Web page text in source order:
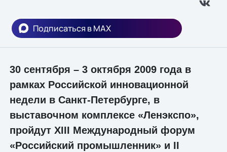
Подписаться в MAX
30 сентября – 3 октября 2009 года в
рамках Российской инновационной
недели в Санкт-Петербурге, в
выставочном комплексе «Ленэкспо»,
пройдут XIII Международный форум
«Российский промышленник» и II